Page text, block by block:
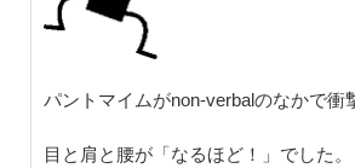
パントマイムがnon-verbalのなかで衝
目と肩と腰が「なるほど！」でした。